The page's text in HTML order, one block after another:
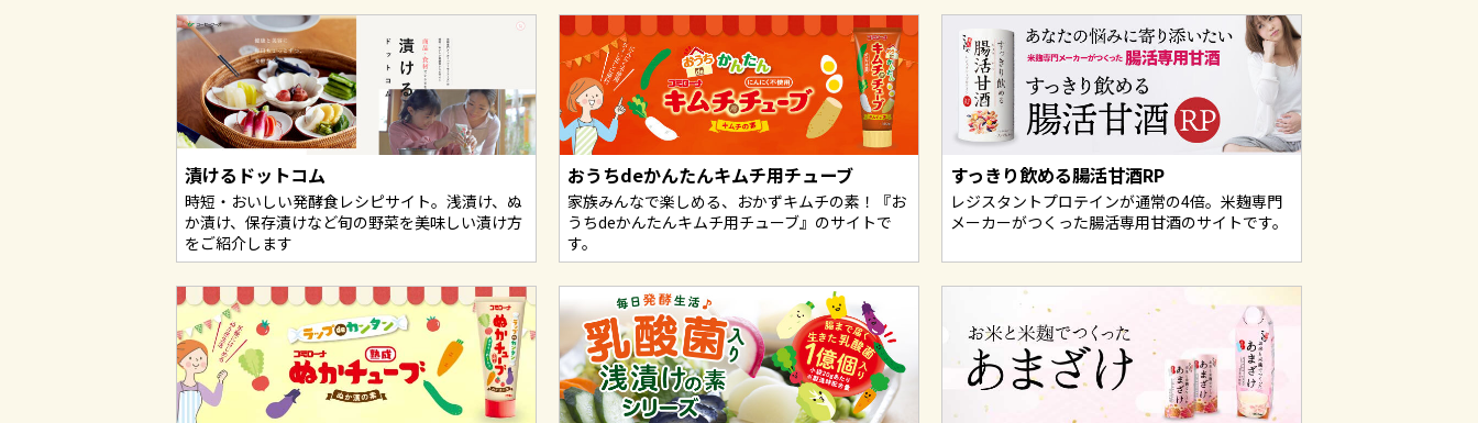
漬けるドットコム
時短・おいしい発酵食レシピサイト。浅漬け、ぬ
か漬け、保存漬けなど旬の野菜を美味しい漬け方
をご紹介します
おうちdeかんたんキムチ用チューブ
家族みんなで楽しめる、おかずキムチの素！『お
うちdeかんたんキムチ用チューブ』のサイトで
す。
すっきり飲める腸活甘酒RP
レジスタントプロテインが通常の4倍。米麹専門
メーカーがつくった腸活専用甘酒のサイトです。